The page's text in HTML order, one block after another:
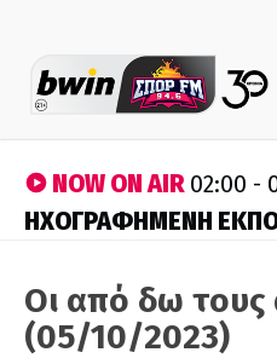
NOW ON AIR02:00 -
ΗΧΟΓΡΑΦΗΜΕΝΗ
Οι από δω τους
(05/10/2023)